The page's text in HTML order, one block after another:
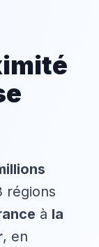
régions
à la
, en